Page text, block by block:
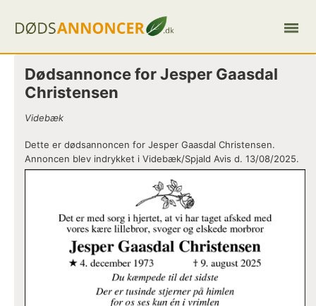
Dødsannonce for Jesper Gaasdal
Christensen
Videbæk
Dette er dødsannoncen for Jesper Gaasdal Christensen.
Annoncen blev indrykket i Videbæk/Spjald Avis d. 13/08/2025.